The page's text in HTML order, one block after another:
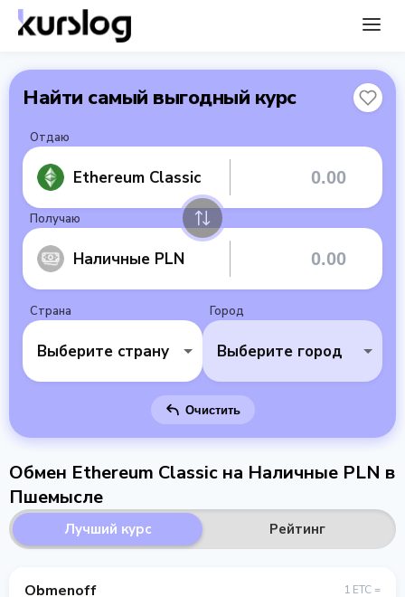
Найти самый выгодный курс
Отдаю
Ethereum Classic
Получаю
Наличные PLN
Страна
Выберите страну
Город
Выберите город
Очистить
Обмен Ethereum Classic на Наличные PLN в
Пшемысле
Лучший курс Рейтинг
Obmenoff 1 ETC =